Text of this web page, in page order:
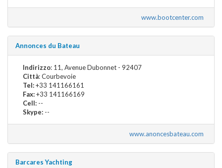
www.bootcenter.com
Annonces du Bateau
Indirizzo: 11, Avenue Dubonnet - 92407
Città: Courbevoie
Tel:+33 141166161
Fax:+33 141166169
Cell: --
Skype: --
www.anoncesbateau.com
Barcares Yachting